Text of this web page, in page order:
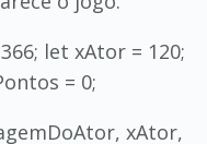
let xAtor = 120;
= 0;
xAtor,